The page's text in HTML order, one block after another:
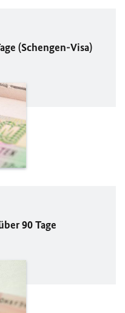
(Schengen-Visa)
90 Tage